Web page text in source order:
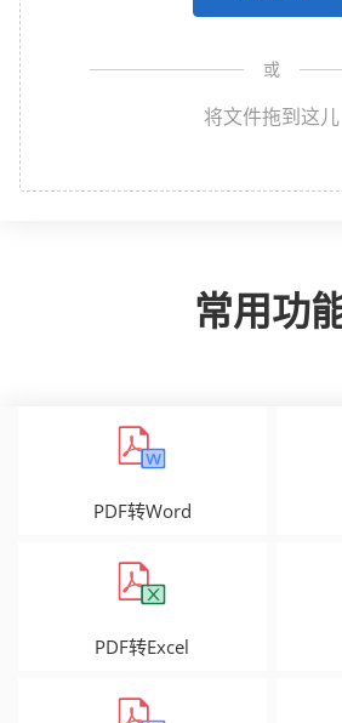
或
将文件拖到这儿
常用功
PDF转Word
PDF转Excel